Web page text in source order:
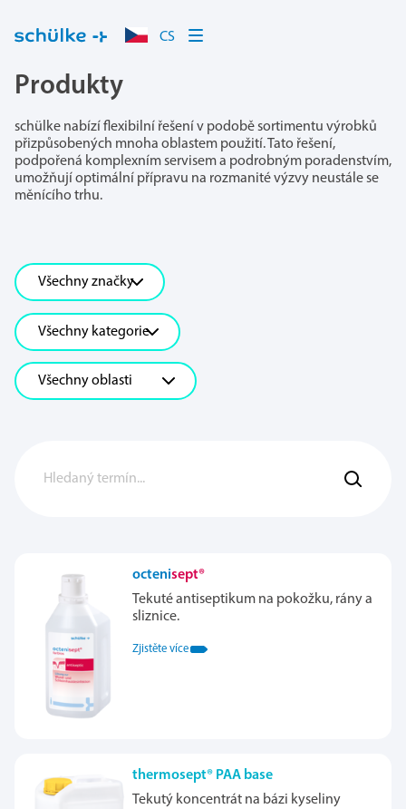
CS
Produkty
schülke nabízí flexibilní řešení v podobě sortimentu výrobků
přizpůsobených mnoha oblastem použití. Tato řešení,
podpořená komplexním servisem a podrobným poradenstvím,
umožňují optimální přípravu na rozmanité výzvy neustále se
měnícího trhu.
octenisept®
Tekuté antiseptikum na pokožku, rány a
sliznice.
Zjistěte více
thermosept® PAA base
Tekutý koncentrát na bázi kyseliny